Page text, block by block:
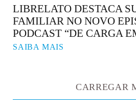
LIBRELATO DESTACA
FAMILIAR NO NOVO
PODCAST “DE CARGA
SAIBA MAIS
CARREGAR